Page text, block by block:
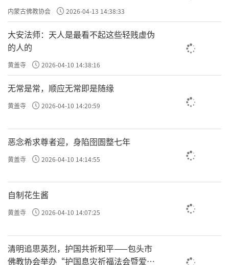
内蒙古佛教协会 2026-04-13 14:38:33
大安法师：天人是最看不起这些轻贱虚伪
的人的
黄盖寺 2026-04-10 14:38:16
无常是常，顺应无常即是随缘
黄盖寺 2026-04-10 14:20:59
恶念希求尊者迎，身陷囹圄整七年
黄盖寺 2026-04-10 14:14:55
自制花生酱
黄盖寺 2026-04-10 14:07:25
清明追思英烈，护国共祈和平——包头市
佛教协会举办“护国息灾祈福法会暨爱国